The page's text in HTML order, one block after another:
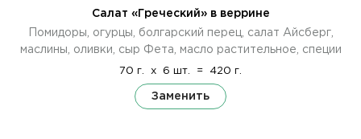
Салат «Греческий» в веррине
Помидоры, огурцы, болгарский перец, салат Айсберг,
маслины, оливки, сыр Фета, масло растительное, специи
70 г. x 6 шт. = 420 г.
Заменить